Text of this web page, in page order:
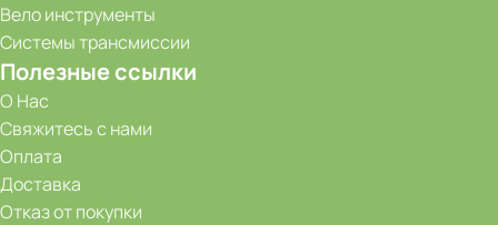
Вело инструменты
Системы трансмиссии
Полезные ссылки
О Нас
Свяжитесь с нами
Оплата
Доставка
Отказ от покупки